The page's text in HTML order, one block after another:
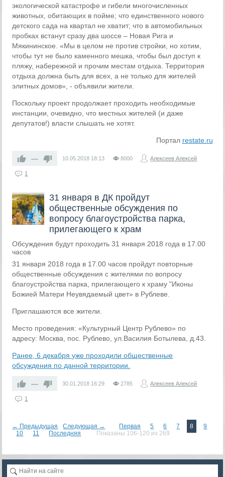
экологической катастрофе и гибели многочисленных
животных, обитающих в пойме; что единственного нового
детского сада на квартал не хватит; что в автомобильных
пробках встанут сразу два шоссе – Новая Рига и
Мякининское. «Мы в целом не против стройки, но хотим,
чтобы тут не было каменного мешка, чтобы был доступ к
пляжу, набережной и прочим местам отдыха. Территория
отдыха должна быть для всех, а не только для жителей
элитных домов», - объявили жители.
Поскольку проект продолжает проходить необходимые
инстанции, очевидно, что местных жителей (и даже
депутатов!) власти слышать не хотят.
Портал restate.ru
— 10.05.2018 18:13 8000 Алексеев Алексей
1
31 января в ДК пройдут
общественные обсуждения по
вопросу благоустройства парка,
прилегающего к храм
Обсуждения будут проходить 31 января 2018 года в 17.00
часов
31 января 2018 года в 17.00 часов пройдут повторные
общественные обсуждения с жителями по вопросу
благоустройства парка, прилегающего к храму "Иконы
Божией Матери Неувядаемый цвет» в Рублеве.
Приглашаются все жители.
Место проведения: «Культурный Центр Рублево» по
адресу: Москва, пос. Рублево, ул.Василия Ботылева, д.43.
Ранее, 6 декабря уже проходили общественные
обсуждения по данной территории.
— 30.01.2018 16:29 2785 Алексеев Алексей
1
← Предыдущая Следующая → Первая 5 6 7 8
9
10
11 Последняя Показаны 106-120 из 269